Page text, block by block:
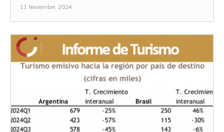
11 Noviembre, 2024